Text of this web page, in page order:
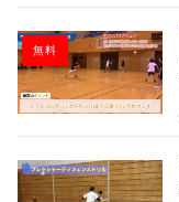
無料